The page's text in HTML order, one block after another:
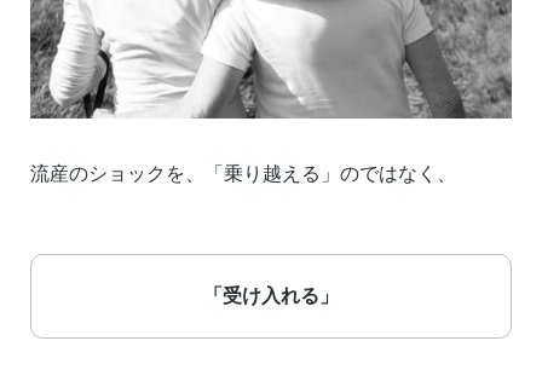
流産のショックを、「乗り越える」のではなく、
「受け入れる」